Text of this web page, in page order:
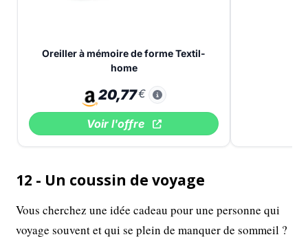
Oreiller à mémoire de forme Textil-
home
20,77€
Voir l'offre
12 - Un coussin de voyage
Vous cherchez une idée cadeau pour une personne qui
voyage souvent et qui se plein de manquer de sommeil ?